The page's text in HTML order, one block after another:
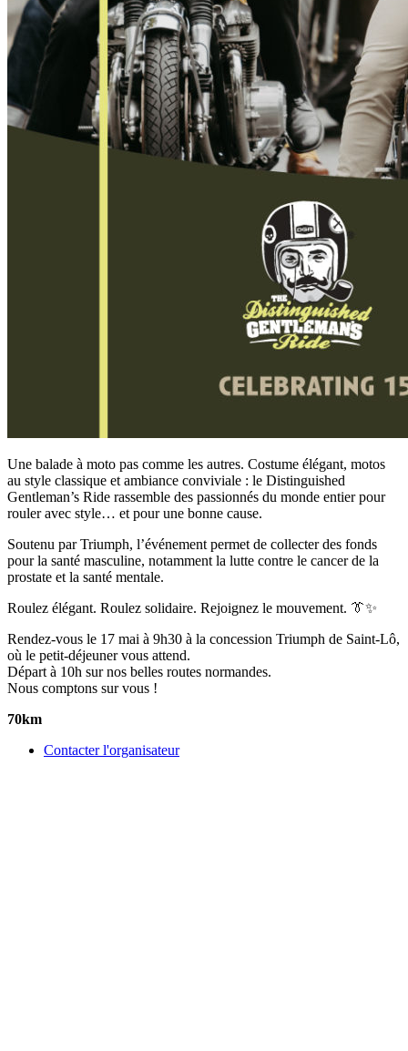
Une balade à moto pas comme les autres. Costume élégant, motos
au style classique et ambiance conviviale : le Distinguished
Gentleman’s Ride rassemble des passionnés du monde entier pour
rouler avec style… et pour une bonne cause.
Soutenu par Triumph, l’événement permet de collecter des fonds
pour la santé masculine, notamment la lutte contre le cancer de la
prostate et la santé mentale.
Roulez élégant. Roulez solidaire. Rejoignez le mouvement. 👔✨
Rendez-vous le 17 mai à 9h30 à la concession Triumph de Saint-Lô,
où le petit-déjeuner vous attend.
Départ à 10h sur nos belles routes normandes.
Nous comptons sur vous !
70km
Contacter l'organisateur